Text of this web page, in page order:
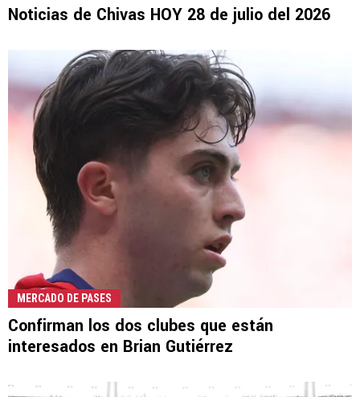
Noticias de Chivas HOY 28 de julio del 2026
MERCADO DE PASES
Confirman los dos clubes que están
interesados en Brian Gutiérrez